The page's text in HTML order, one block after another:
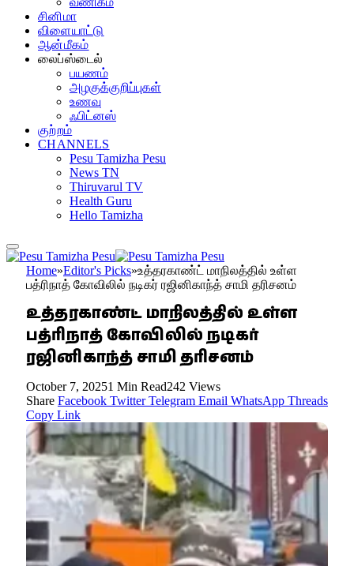
சினிமா
விளையாட்டு
ஆன்மீகம்
லைப்ஸ்டைல்
பயணம்
அழகுக்குறிப்புகள்
உணவு
ஃபிட்னஸ்
குற்றம்
CHANNELS
Pesu Tamizha Pesu
News TN
Thiruvarul TV
Health Guru
Hello Tamizha
Home»Editor's Picks»உத்தரகாண்ட் மாநிலத்தில் உள்ள
பத்ரிநாத் கோவிலில் நடிகர் ரஜினிகாந்த் சாமி தரிசனம்
உத்தரகாண்ட் மாநிலத்தில் உள்ள
பத்ரிநாத் கோவிலில் நடிகர்
ரஜினிகாந்த் சாமி தரிசனம்
October 7, 20251 Min Read242 Views
Share Facebook Twitter Telegram Email WhatsApp Threads
Copy Link